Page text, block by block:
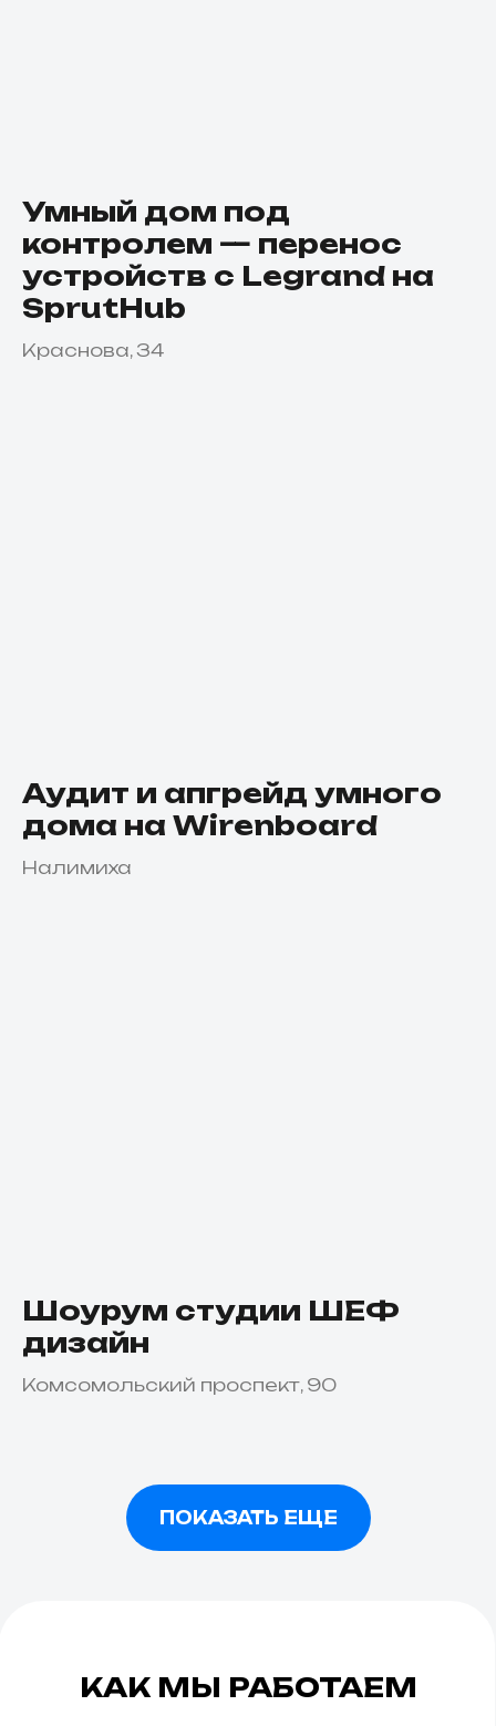
Умный дом под
контролем — перенос
устройств с Legrand на
SprutHub
Краснова, 34
Аудит и апгрейд умного
дома на Wirenboard
Налимиха
Шоурум студии ШЕФ
дизайн
Комсомольский проспект, 90
ПОКАЗАТЬ ЕЩЕ
КАК МЫ РАБОТАЕМ